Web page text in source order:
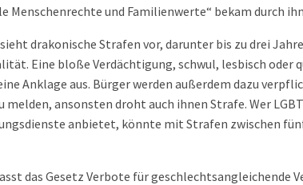
Menschenrechte und Familienwerte“ bekam durch
drakonische Strafen vor, darunter bis zu drei
Eine bloße Verdächtigung, schwul, lesbisch oder
Anklage aus. Bürger werden außerdem dazu
melden, ansonsten droht auch ihnen Strafe. Wer
anbietet, könnte mit Strafen zwischen
das Gesetz Verbote für geschlechtsangleichende